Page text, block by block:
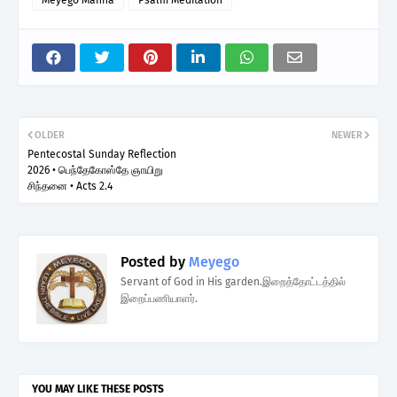
NEWER
OLDER
Pentecostal Sunday Reflection
2026 • பெந்தேகோஸ்தே ஞாயிறு
சிந்தனை • Acts 2.4
Posted by Meyego
Servant of God in His garden.இறைத்தோட்டத்தில்
இறைப்பணியாளர்.
YOU MAY LIKE THESE POSTS